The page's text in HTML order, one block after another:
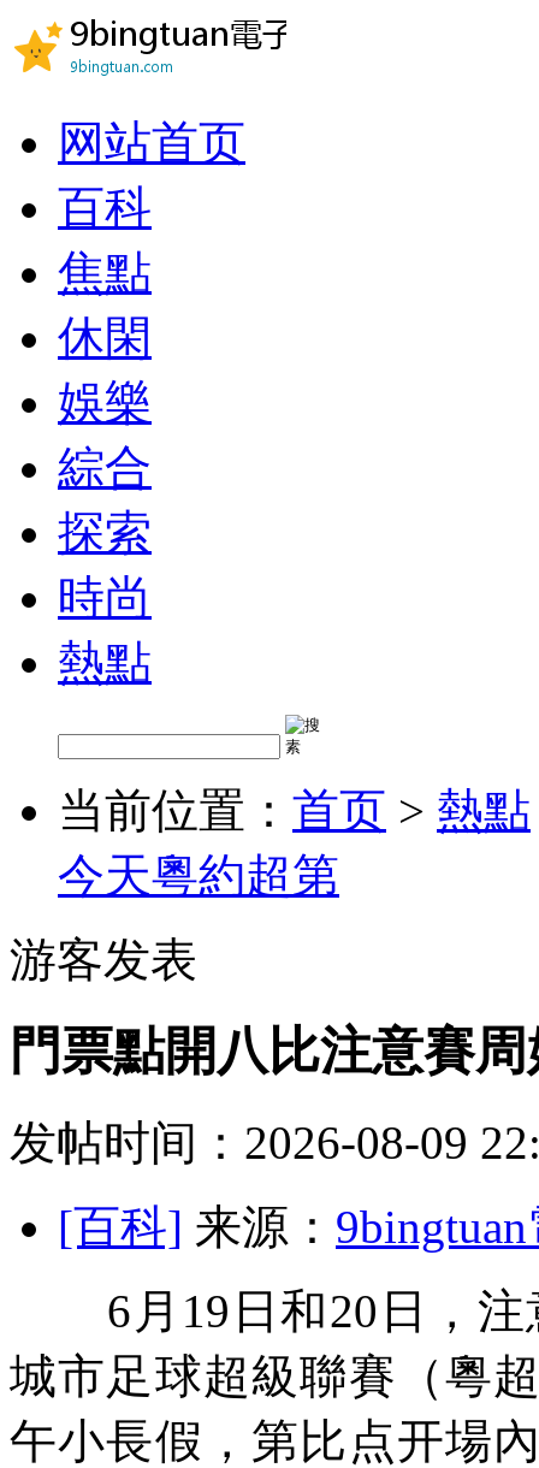
网站首页
百科
焦點
休閑
娛樂
綜合
探索
時尚
熱點
当前位置： 首页 > 熱點
今天粵約超第
游客发表
門票點開八比注意賽
发帖时间：2026-08-09
[百科] 来源：
6月19日和20日，注
城市足球超級聯賽（粵
午小長假，第比点开場